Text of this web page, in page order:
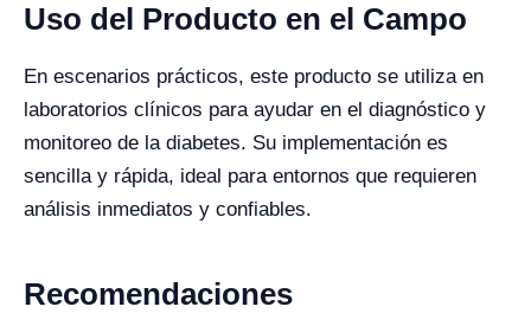
Uso del Producto en el Campo
En escenarios prácticos, este producto se utiliza en
laboratorios clínicos para ayudar en el diagnóstico y
monitoreo de la diabetes. Su implementación es
sencilla y rápida, ideal para entornos que requieren
análisis inmediatos y confiables.
Recomendaciones